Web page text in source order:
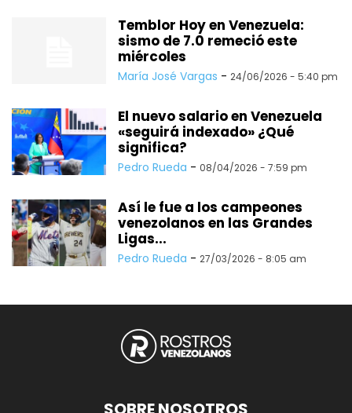
Temblor Hoy en Venezuela:
sismo de 7.0 remeció este
miércoles
María José Vargas - 24/06/2026 - 5:40 pm
El nuevo salario en Venezuela
«seguirá indexado» ¿Qué
significa?
Pedro Rueda - 08/04/2026 - 7:59 pm
Así le fue a los campeones
venezolanos en las Grandes
Ligas...
Pedro Rueda - 27/03/2026 - 8:05 am